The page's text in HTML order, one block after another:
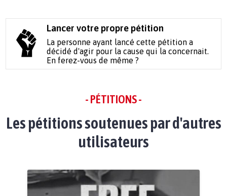
Lancer votre propre pétition
La personne ayant lancé cette pétition a
décidé d'agir pour la cause qui la concernait.
En ferez-vous de même ?
- PÉTITIONS -
Les pétitions soutenues par d'autres
utilisateurs